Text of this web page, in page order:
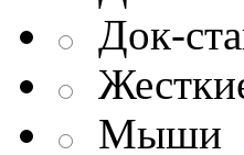
Док-
Мыши